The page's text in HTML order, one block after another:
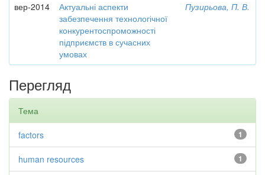
вер-2014
Актуальні аспекти
забезпечення технологічної
конкурентоспроможності
підприємств в сучасних
умовах
Пузирьова, П. В.
Перегляд
Тема
1
factors
1
human resources